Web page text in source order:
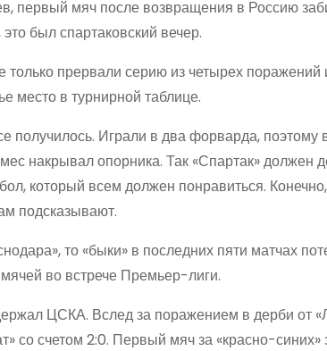
первый мяч после возвращения в Россию
был спартаковский вечер.
только прервали серию из четырех
место в турнирной таблице.
получилось. Играли в два форварда,
накрывал опорника. Так «Спартак»
который всем должен понравиться.
подсказывают.
то «быки» в последних пяти матчах
во встрече Премьер-лиги.
ЦСКА. Вслед за поражением в дерби от
со счетом 2:0. Первый мяч за «красно-